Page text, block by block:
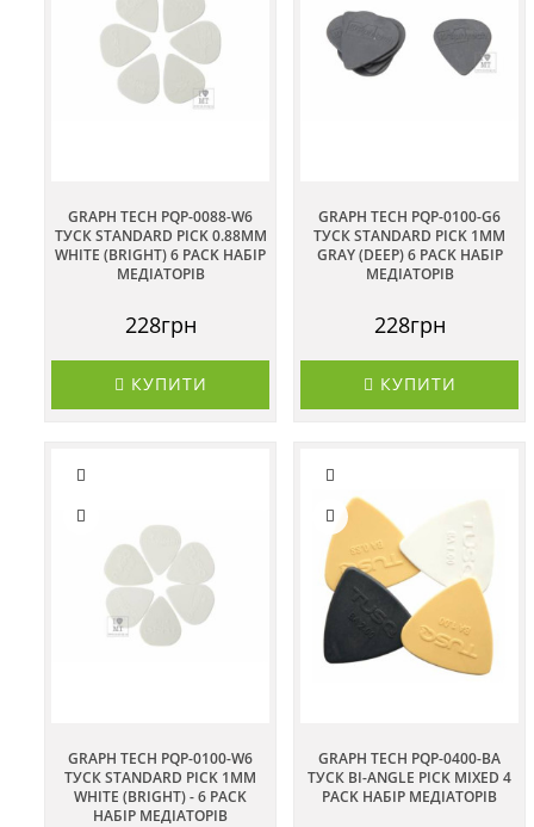
GRAPH TECH PQP-0088-W6
ТУСК STANDARD PICK 0.88MM
WHITE (BRIGHT) 6 PACK НАБІР
МЕДІАТОРІВ
228грн
КУПИТИ
GRAPH TECH PQP-0100-G6
ТУСК STANDARD PICK 1MM
GRAY (DEEP) 6 PACK НАБІР
МЕДІАТОРІВ
228грн
КУПИТИ
GRAPH TECH PQP-0100-W6
ТУСК STANDARD PICK 1MM
WHITE (BRIGHT) - 6 PACK
НАБІР МЕДІАТОРІВ
GRAPH TECH PQP-0400-BA
ТУСК BI-ANGLE PICK MIXED 4
PACK НАБІР МЕДІАТОРІВ